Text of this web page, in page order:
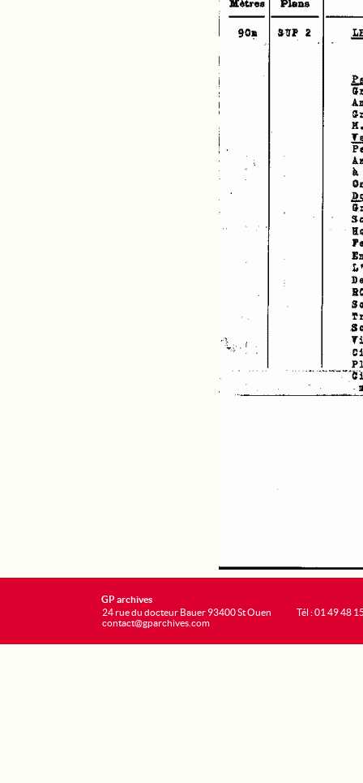
GP archives
24 rue du docteur Bauer 93400 St Ouen
contact@gparchives.com
Tél : 01 49 48